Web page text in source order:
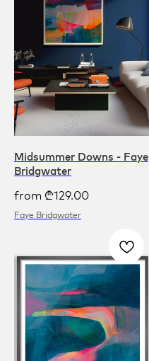
Midsummer Downs - Faye
Bridgwater
from ₾129.00
Faye Bridgwater